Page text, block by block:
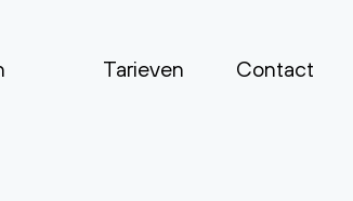
Tarieven Contact